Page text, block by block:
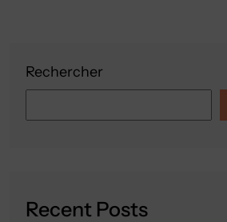
Rechercher
Recent Posts